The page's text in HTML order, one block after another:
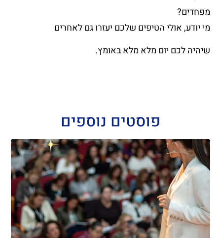
מפחדים?
מי יודע, אולי הטיפים שלכם יעזרו גם לאחרים
שיהיה לכם יום מלא מלא באומץ.
פוסטים נוספים